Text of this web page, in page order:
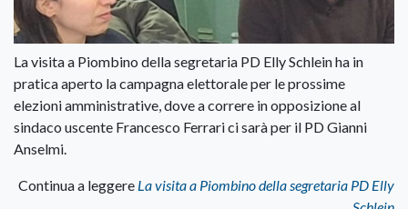
La visita a Piombino della segretaria PD Elly Schlein ha in
pratica aperto la campagna elettorale per le prossime
elezioni amministrative, dove a correre in opposizione al
sindaco uscente Francesco Ferrari ci sarà per il PD Gianni
Anselmi.
Continua a leggere La visita a Piombino della segretaria PD Elly